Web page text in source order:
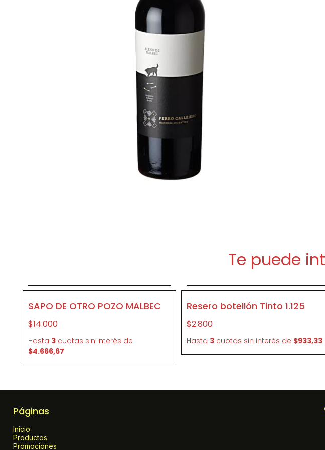
Te puede
SAPO DE OTRO POZO MALBEC
$14.000
Hasta 3 cuotas sin interés de
$4.666,67
Resero botellón Tinto 1.125
$2.800
Hasta 3 cuotas sin interés de $933,33
Páginas
Inicio
Productos
Promociones